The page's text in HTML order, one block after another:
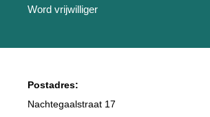
Word vrijwilliger
Postadres:
Nachtegaalstraat 17